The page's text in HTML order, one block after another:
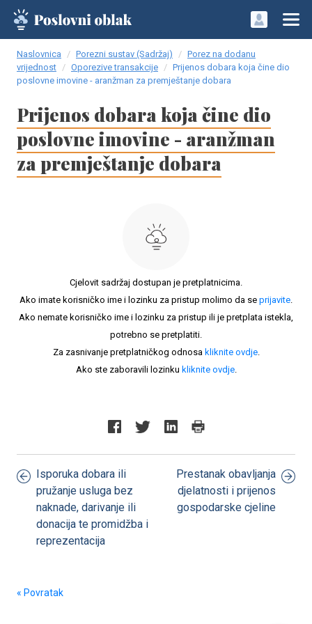
Naslovnica Porezni sustav (Sadržaj)
Porez na dodanu
vrijednost
Oporezive transakcije
Prijenos dobara koja čine dio
poslovne imovine - aranžman za premještanje dobara
Prijenos dobara koja čine dio
poslovne imovine - aranžman
za premještanje dobara
Cjelovit sadržaj dostupan je pretplatnicima.
Ako imate korisničko ime i lozinku za pristup molimo da se prijavite.
Ako nemate korisničko ime i lozinku za pristup ili je pretplata istekla,
potrebno se pretplatiti.
Za zasnivanje pretplatničkog odnosa kliknite ovdje.
Ako ste zaboravili lozinku kliknite ovdje.
Isporuka dobara ili
pružanje usluga bez
naknade, darivanje ili
donacija te promidžba i
reprezentacija
Prestanak obavljanja
djelatnosti i prijenos
gospodarske cjeline
« Povratak